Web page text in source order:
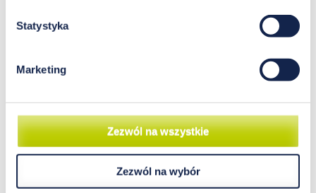
Statystyka
Marketing
Zezwól na wszystkie
Zezwól na wybór
środowiska naturalnego. Zanieczyszczenia te
mogą znajdować się w dużym stężeniu np. w
produktach spożywczych. Jedną z grup
zanieczyszczeń są metale ciężkie, wśród
niezbędne do funkcjonowania ludzkiego
organizmu, jak również metale silnie toksyczne.
czytaj więcej…